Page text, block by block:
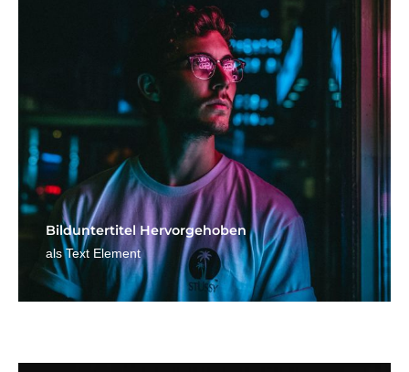
Bild­unter­titel Hervorgehoben
als Text Element